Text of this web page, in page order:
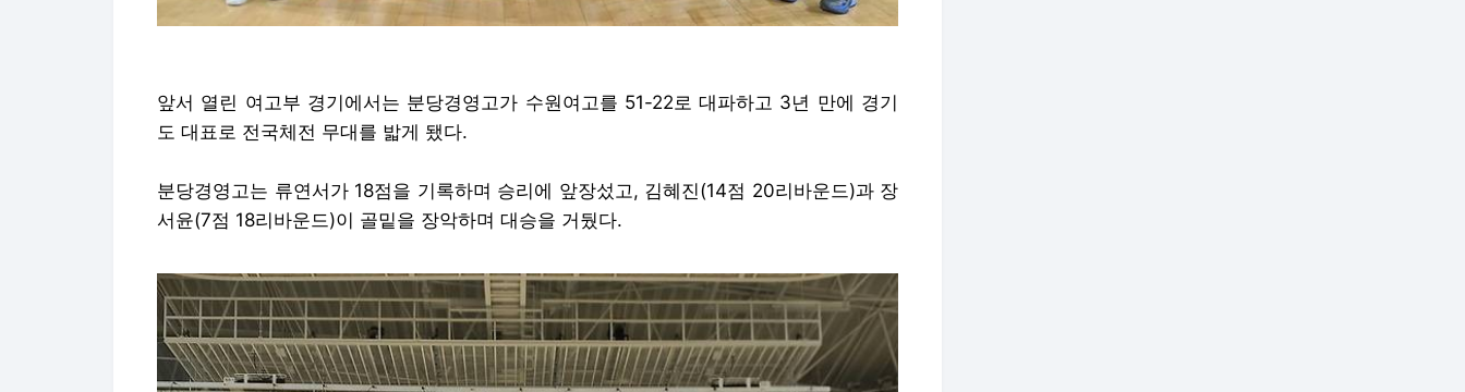
앞서 열린 여고부 경기에서는 분당경영고가 수원여고를 51-22로 대파하고 3년 만에 경기
도 대표로 전국체전 무대를 밟게 됐다.
분당경영고는 류연서가 18점을 기록하며 승리에 앞장섰고, 김혜진(14점 20리바운드)과 장
서윤(7점 18리바운드)이 골밑을 장악하며 대승을 거뒀다.